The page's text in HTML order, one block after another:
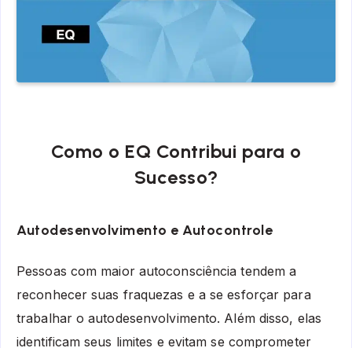
Como o EQ Contribui para o
Sucesso?
Autodesenvolvimento e Autocontrole
Pessoas com maior autoconsciência tendem a
reconhecer suas fraquezas e a se esforçar para
trabalhar o autodesenvolvimento. Além disso, elas
identificam seus limites e evitam se comprometer